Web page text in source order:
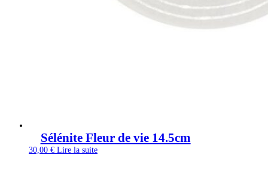
Sélénite Fleur de vie 14.5cm
30,00 € Lire la suite